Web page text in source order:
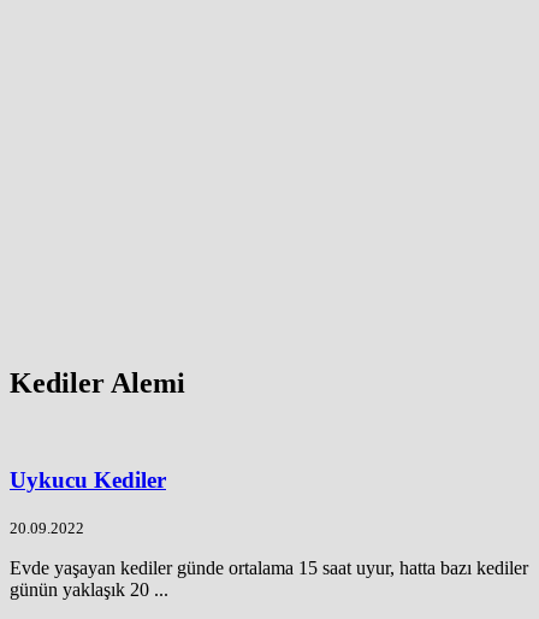
Kediler Alemi
Uykucu Kediler
20.09.2022
Evde yaşayan kediler günde ortalama 15 saat uyur, hatta bazı kediler
günün yaklaşık 20 ...